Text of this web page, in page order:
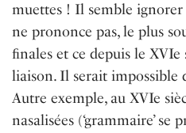
muettes ! Il semble ignorer
ne prononce pas, le plus
ﬁnales et ce depuis le XVIe
liaison. Il serait impossible
Autre exemple, au XVIe
nasalisées (‘grammaire’ se